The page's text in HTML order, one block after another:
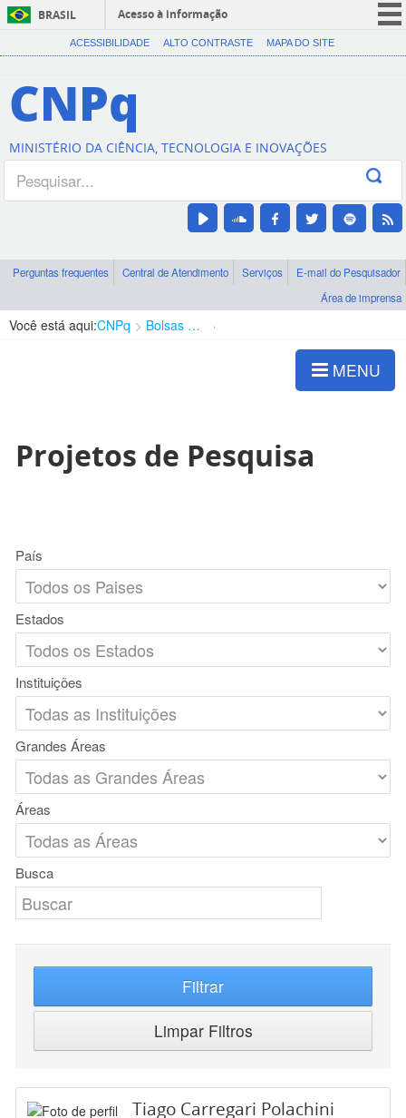
BRASIL
Acesso à informação
CORONAVÍRUS (COVID-19)
Canais
ACESSIBILIDADE ALTO CONTRASTE MAPA DO SITE
CNPq
MINISTÉRIO DA CIÊNCIA, TECNOLOGIA E INOVAÇÕES
Perguntas frequentes Central de Atendimento Serviços
E-mail do Pesquisador
Área de imprensa
Você está aqui:CNPq Bolsas e Auxílios Vigentes
MENU
Projetos de Pesquisa
País
Estados
Instituições
Grandes Áreas
Áreas
Busca
Filtrar
Limpar Filtros
Tiago Carregari Polachini